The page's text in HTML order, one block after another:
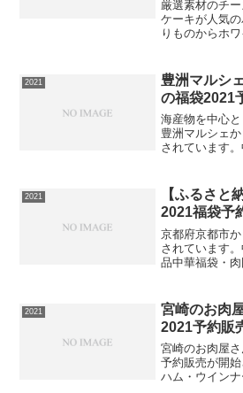
厳選素材のチ
ケーキが人気
りものからホ
乳酸菌フロマ
個／250K...
2021
豊洲マルシ
の福袋2021
海産物を中心
豊洲マルシェ
されています
とらふぐ唐揚
とら...
2021
【ふるさと
2021福袋予
京都府京都市
されています
品中華福袋・肉
ク）・麻婆春
の...
2021
宮崎のお肉
2021予約販
宮崎のお肉屋
予約販売が開
ハム・ウインナ